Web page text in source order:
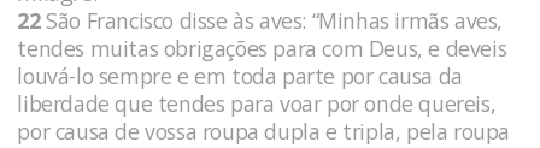
22São Francisco disse às aves: “Minhas irmãs aves,
tendes muitas obrigações para com Deus, e deveis
louvá-lo sempre e em toda parte por causa da
liberdade que tendes para voar por onde quereis,
por causa de vossa roupa dupla e tripla, pela roupa